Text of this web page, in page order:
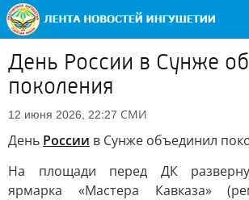
День России в Сунже
поколения
12 июня 2026, 22:27 СМИ
День России в Сунже объединил
На площади перед ДК
ярмарка «Мастера Кавказа»